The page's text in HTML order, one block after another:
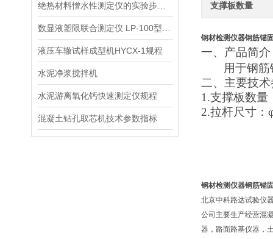
液压车辙试样成型机HYCX-1规程
水泥净浆搅拌机
水泥游离氧化钙快速测定仪规程
混凝土钻孔取芯机技术参数指标
支撑板数量
钢材检测仪器钢筋锚
一、 产品简介
用于钢
二、主要技
1.支撑板数量
2.拉杆尺寸：
钢材检测仪器钢筋锚
北京中科路达试验仪
公司主要生产经营混
器，路面路基仪器，